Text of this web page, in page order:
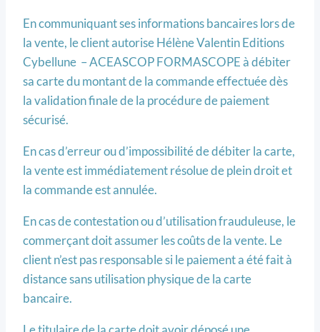
En communiquant ses informations bancaires lors de
la vente, le client autorise Hélène Valentin Editions
Cybellune – ACEASCOP FORMASCOPE à débiter
sa carte du montant de la commande effectuée dès
la validation finale de la procédure de paiement
sécurisé.
En cas d’erreur ou d’impossibilité de débiter la carte,
la vente est immédiatement résolue de plein droit et
la commande est annulée.
En cas de contestation ou d’utilisation frauduleuse, le
commerçant doit assumer les coûts de la vente. Le
client n’est pas responsable si le paiement a été fait à
distance sans utilisation physique de la carte
bancaire.